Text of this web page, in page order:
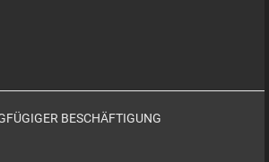
BESCHÄFTIGUNG